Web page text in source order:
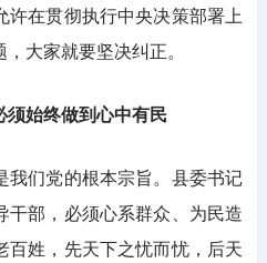
许在贯彻执行中央决策部署上
大家就要坚决纠正。
须始终做到心中有民
们党的根本宗旨。县委书记
干部，必须心系群众、为民造
百姓，先天下之忧而忧，后天